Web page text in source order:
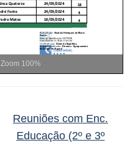
Zoom 100%
Reuniões com Enc.
Educação (2º e 3º